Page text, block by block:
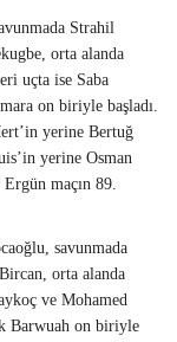
Strahil
orta alanda
uçta ise Saba
on biriyle başladı.
yerine Bertuğ
yerine Osman
maçın 89.
savunmada
orta alanda
ve Mohamed
Barwuah on biriyle